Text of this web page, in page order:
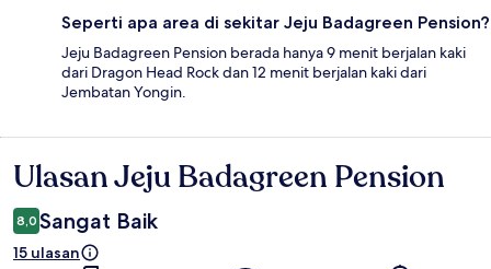
Seperti apa area di sekitar Jeju Badagreen Pension?
Jeju Badagreen Pension berada hanya 9 menit berjalan kaki
dari Dragon Head Rock dan 12 menit berjalan kaki dari
Jembatan Yongin.
Ulasan
Ulasan Jeju Badagreen Pension
8,0 Sangat Baik
15 ulasan